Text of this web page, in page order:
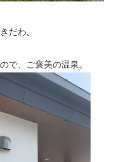
だわ。
で、ご褒美の温泉。